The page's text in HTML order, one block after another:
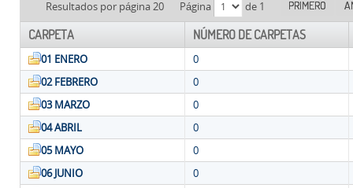
Resultados por página 20
Página de 1 PRIMERO
CARPETA NÚMERO DE CARPETAS
01 ENERO
0
02 FEBRERO
0
03 MARZO
0
04 ABRIL
0
05 MAYO
0
06 JUNIO
0